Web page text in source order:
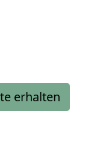
erhalten